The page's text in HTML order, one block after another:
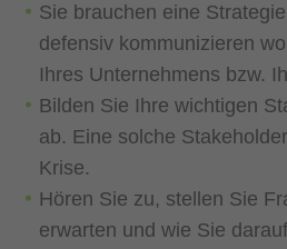
Sie brauchen eine
defensiv kommunizieren
Ihres Unternehmens bzw.
Bilden Sie Ihre wichtigen
ab. Eine solche
Krise.
Hören Sie zu, stellen Sie
erwarten und wie Sie